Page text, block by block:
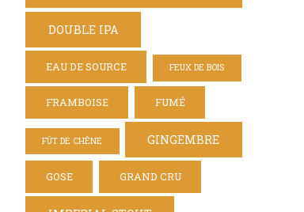
DOUBLE IPA
EAU DE SOURCE FEUX DE BOIS
FRAMBOISE FUMÉ
FÛT DE CHÊNE GINGEMBRE
GOSE GRAND CRU